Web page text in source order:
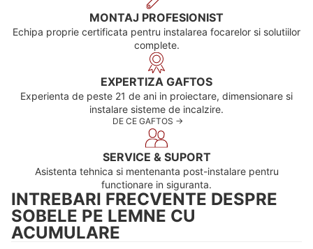
MONTAJ PROFESIONIST
Echipa proprie certificata pentru instalarea focarelor si solutiilor
complete.
EXPERTIZA GAFTOS
Experienta de peste 21 de ani in proiectare, dimensionare si
instalare sisteme de incalzire.
DE CE GAFTOS ->
SERVICE & SUPORT
Asistenta tehnica si mentenanta post-instalare pentru
functionare in siguranta.
INTREBARI FRECVENTE DESPRE
SOBELE PE LEMNE CU
ACUMULARE